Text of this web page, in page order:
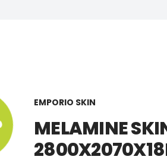
EMPORIO SKIN
MELAMINE